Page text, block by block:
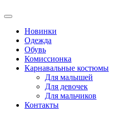
Новинки
Одежда
Обувь
Комиссионка
Карнавальные костюмы
Для малышей
Для девочек
Для мальчиков
Контакты